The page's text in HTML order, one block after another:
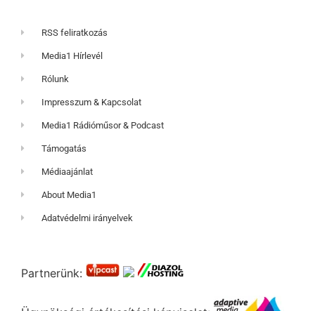
RSS feliratkozás
Media1 Hírlevél
Rólunk
Impresszum & Kapcsolat
Media1 Rádióműsor & Podcast
Támogatás
Médiaajánlat
About Media1
Adatvédelmi irányelvek
Partnerünk: